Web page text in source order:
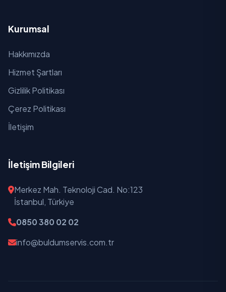
Kurumsal
Hakkımızda
Hizmet Şartları
Gizlilik Politikası
Çerez Politikası
İletişim
İletişim Bilgileri
Merkez Mah. Teknoloji Cad. No:123
İstanbul, Türkiye
0850 380 02 02
info@buldumservis.com.tr